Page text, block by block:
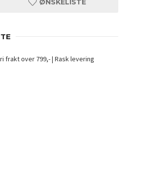
ØNSKELISTE
frakt over 799,- | Rask levering